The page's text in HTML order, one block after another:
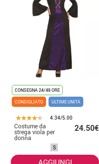
CONSEGNA 24/48 ORE
CONSIGLIATO
ULTIME UNITÀ
4.34/5.00
Costume da
strega viola per
donna
24.50€
S
AGGIUNGI